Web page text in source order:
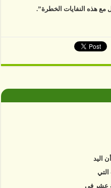
مع هذه النفايات الخطرة”.
اليد
عشر في